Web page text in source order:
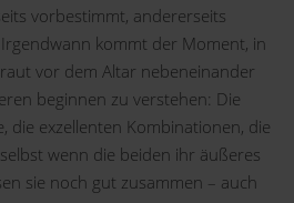
vorbestimmt, andererseits
kommt der Moment, in
vor dem Altar nebeneinander
beginnen zu verstehen: Die
die exzellenten Kombinationen, die
wenn die beiden ihr äußeres
sie noch gut zusammen – auch